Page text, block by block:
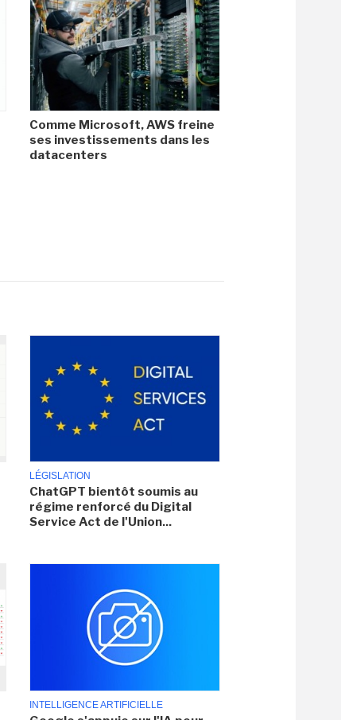
Comme Microsoft, AWS freine
ses investissements dans les
datacenters
LÉGISLATION
ChatGPT bientôt soumis au
régime renforcé du Digital
Service Act de l'Union...
INTELLIGENCE ARTIFICIELLE